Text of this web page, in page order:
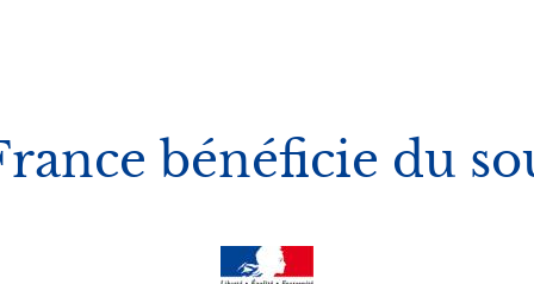
bénéficie du